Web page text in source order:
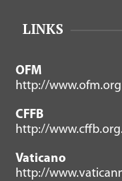
LINKS
OFM
http://www.ofm.org
CFFB
http://
Vaticano
http://